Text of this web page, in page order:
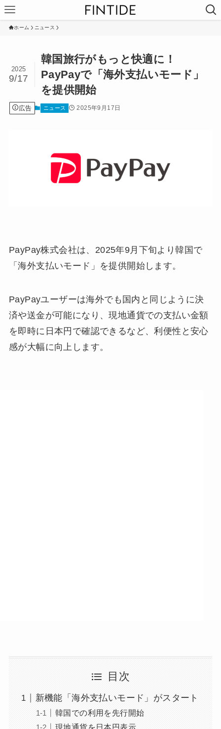
ホーム ニュース
韓国旅行がもっと快適に！
PayPayで「海外支払いモード」
を提供開始
2025
9/17
広告 ニュース 2025年9月17日
PayPay株式会社は、2025年9月下旬より韓国で
「海外支払いモード」を提供開始します。
PayPayユーザーは海外でも国内と同じように決
済や送金が可能になり、現地通貨での支払い金額
を即時に日本円で確認できるなど、利便性と安心
感が大幅に向上します。
目次
新機能「海外支払いモード」がスタート
韓国での利用を先行開始
現地通貨を日本円表示